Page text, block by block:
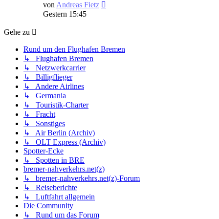
von Andreas Fietz
Gestern 15:45
Gehe zu
Rund um den Flughafen Bremen
↳ Flughafen Bremen
↳ Netzwerkcarrier
↳ Billigflieger
↳ Andere Airlines
↳ Germania
↳ Touristik-Charter
↳ Fracht
↳ Sonstiges
↳ Air Berlin (Archiv)
↳ OLT Express (Archiv)
Spotter-Ecke
↳ Spotten in BRE
bremer-nahverkehrs.net(z)
↳ bremer-nahverkehrs.net(z)-Forum
↳ Reiseberichte
↳ Luftfahrt allgemein
Die Community
↳ Rund um das Forum